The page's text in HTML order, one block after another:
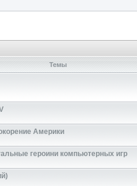
Темы
Америки
героини компьютерных игр